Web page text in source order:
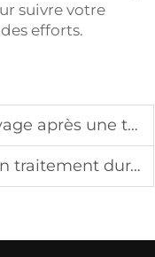
suivre votre
efforts.
retrait d'arbres tombés
durable du bois